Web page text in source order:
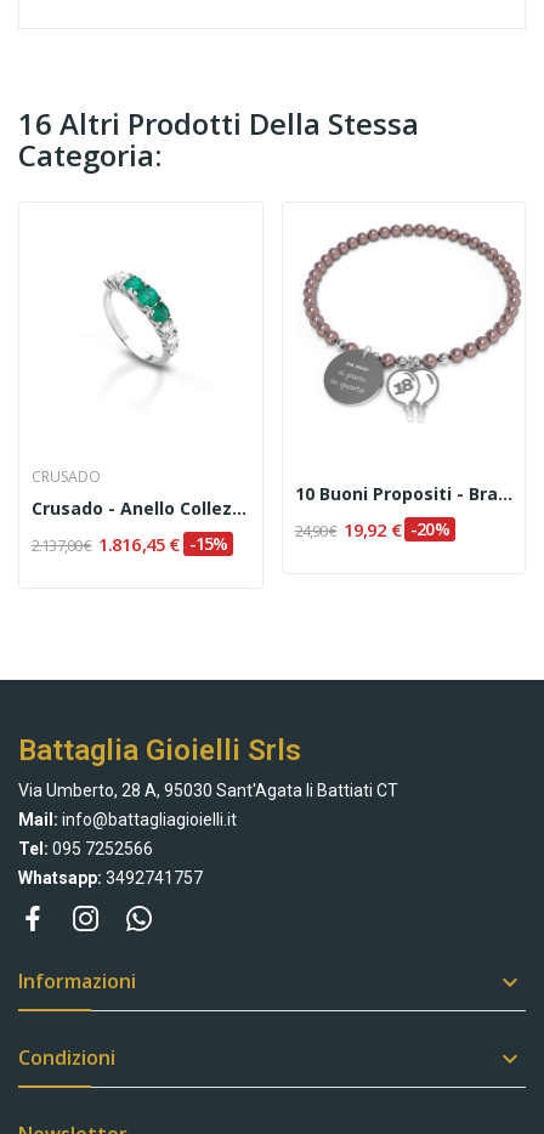
16 Altri Prodotti Della Stessa
Categoria:
CRUSADO
Crusado - Anello Collezione Sorrento Con...
2.137,00 € 1.816,45 € -15%
10 Buoni Propositi - Bracciale Bon Bon "Da Oggi...
24,90 € 19,92 € -20%
Battaglia Gioielli Srls
Via Umberto, 28 A, 95030 Sant'Agata li Battiati CT
Mail: info@battagliagioielli.it
Tel: 095 7252566
Whatsapp: 3492741757
Informazioni 
Condizioni 